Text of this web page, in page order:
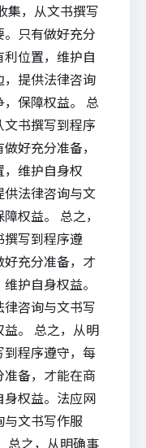
集，从文书撰写
只有做好充分
位置，维护自
提供法律咨询
保障权益。 总
书撰写到程序
好充分准备，
维护自身权
法律咨询与文
权益。 总之，
撰写到程序遵
充分准备，才
护自身权益。
咨询与文书写
。 总之，从明
程序遵守，每
备，才能在商
权益。法应网
文书写作服
总之，从明确事